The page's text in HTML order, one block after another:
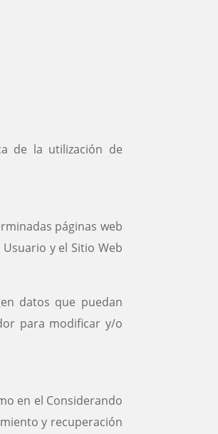
de la utilización de
páginas web
y el Sitio Web
datos que puedan
para modificar y/o
en el Considerando
y recuperación